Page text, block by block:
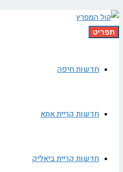
תפריט
חדשות חיפה
חדשות קריית אתא
חדשות קריית ביאליק